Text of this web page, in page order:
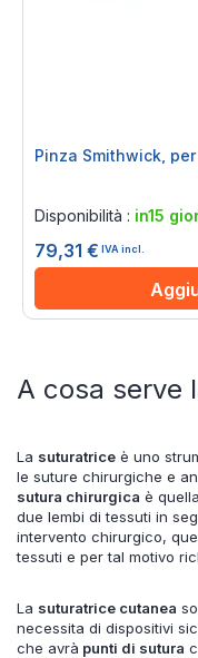
Pinza Smithwick,
Disponibilità : in15
79,31 € IVA incl.
A cosa serve
La suturatrice è uno
le suture chirurgiche e
sutura chirurgica è
due lembi di tessuti in
intervento chirurgico,
tessuti e per tal motivo
La suturatrice cutanea
necessita di dispositivi
che avrà punti di sutura